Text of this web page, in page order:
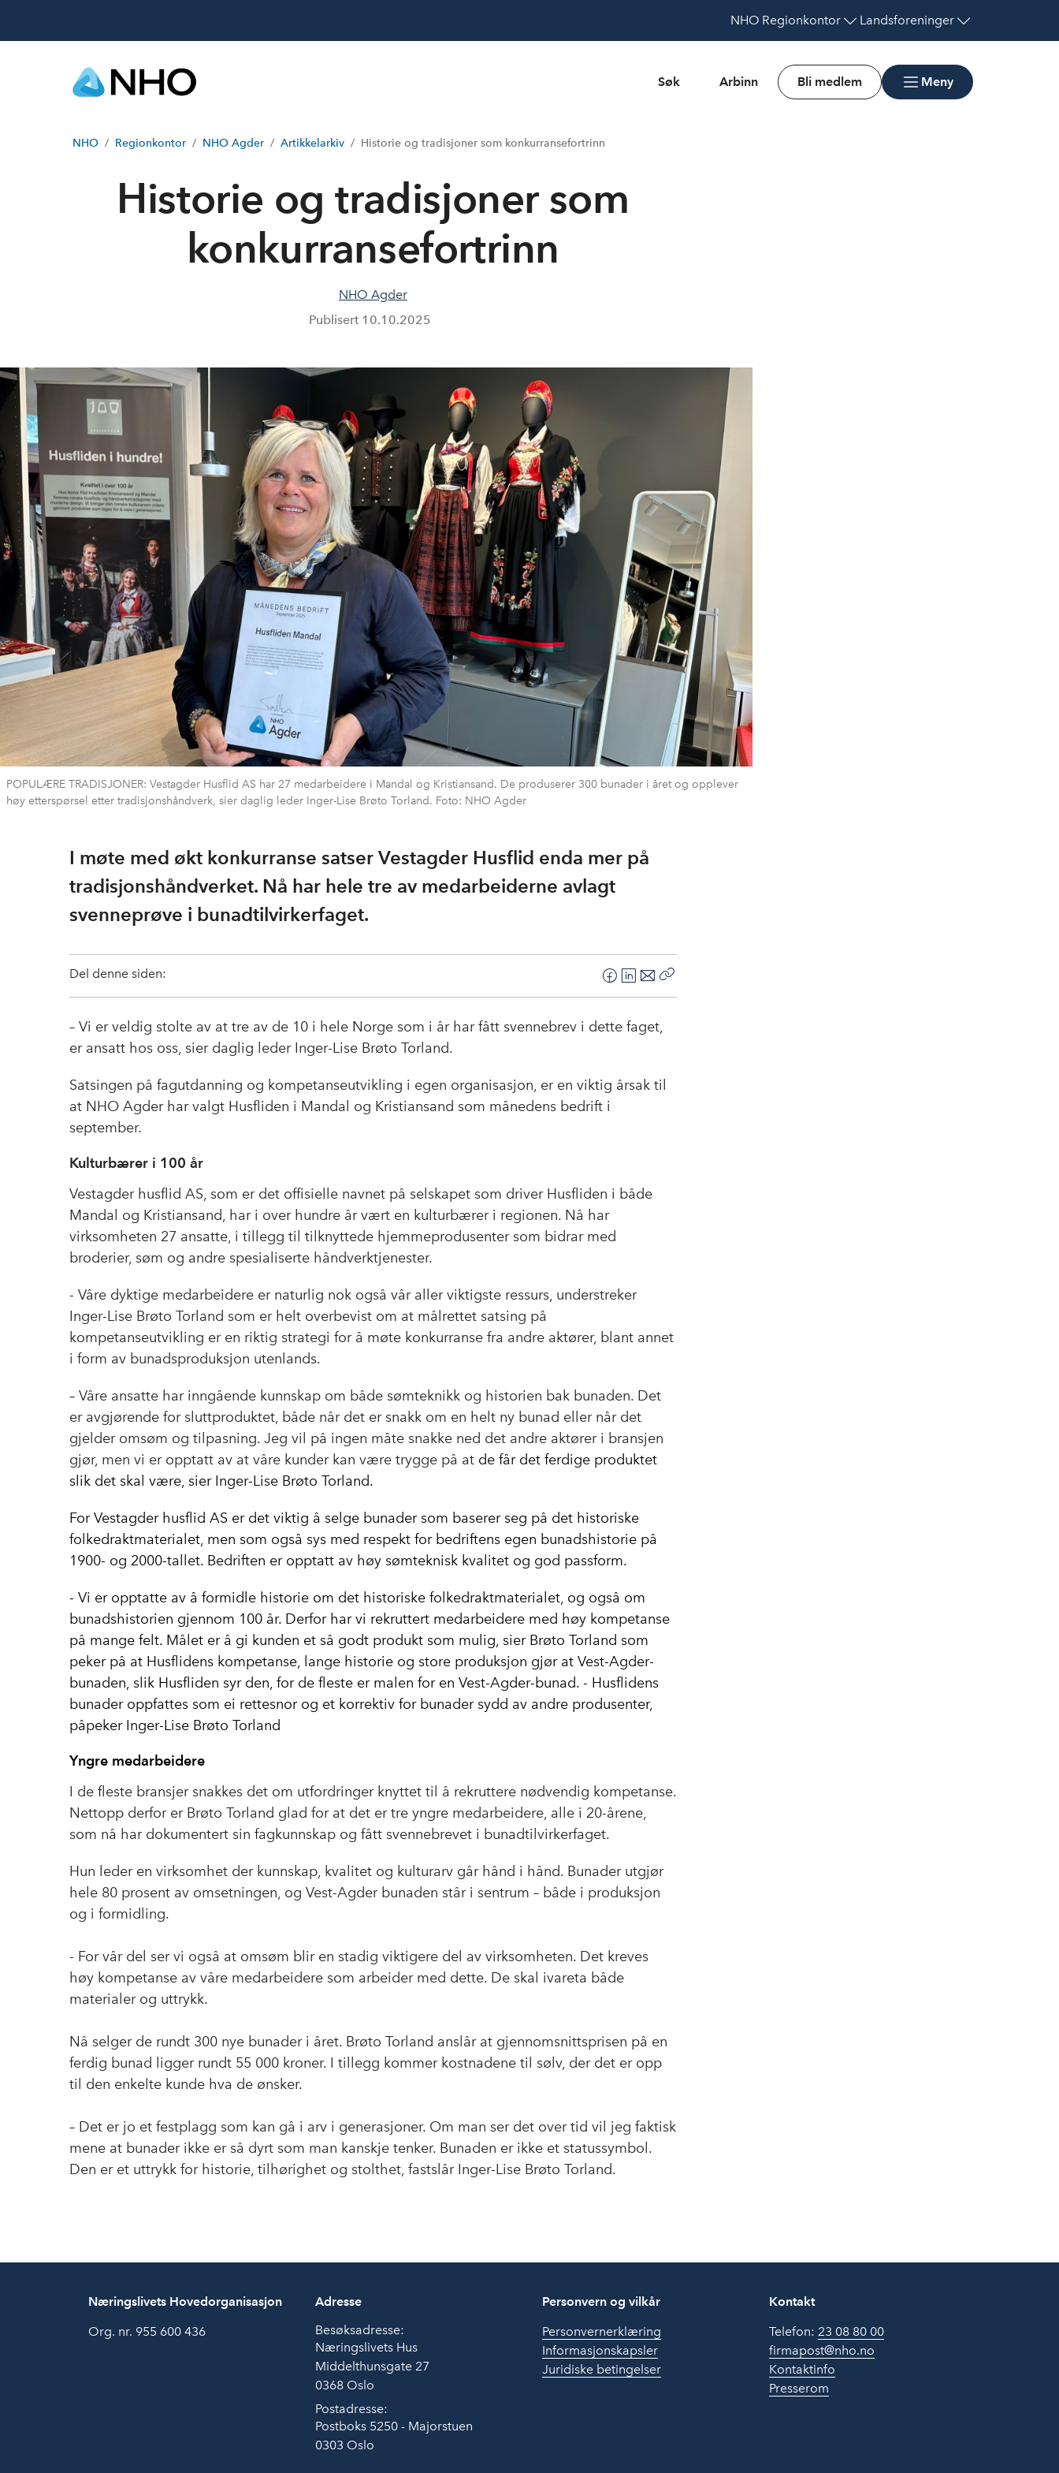
NHO Regionkontor Landsforeninger
Søk Arbinn Bli medlem Meny
NHO Regionkontor NHO Agder Artikkelarkiv Historie og tradisjoner som konkurransefortrinn
Historie og tradisjoner som
konkurransefortrinn
NHO Agder
Publisert 10.10.2025
POPULÆRE TRADISJONER: Vestagder Husflid AS har 27 medarbeidere i Mandal og Kristiansand. De produserer 300 bunader i året og opplever
høy etterspørsel etter tradisjonshåndverk, sier daglig leder Inger-Lise Brøto Torland. Foto: NHO Agder
I møte med økt konkurranse satser Vestagder Husflid enda mer på
tradisjonshåndverket. Nå har hele tre av medarbeiderne avlagt
svenneprøve i bunadtilvirkerfaget.
Del denne siden:
F
a
c
o
o
k
L
i
n
d
E
-
p
– Vi er veldig stolte av at tre av de 10 i hele Norge som i år har fått svennebrev i dette faget,
er ansatt hos oss, sier daglig leder Inger-Lise Brøto Torland.
Satsingen på fagutdanning og kompetanseutvikling i egen organisasjon, er en viktig årsak til
at NHO Agder har valgt Husfliden i Mandal og Kristiansand som månedens bedrift i
september.
Kulturbærer i 100 år
Vestagder husflid AS, som er det offisielle navnet på selskapet som driver Husfliden i både
Mandal og Kristiansand, har i over hundre år vært en kulturbærer i regionen. Nå har
virksomheten 27 ansatte, i tillegg til tilknyttede hjemmeprodusenter som bidrar med
broderier, søm og andre spesialiserte håndverktjenester.
- Våre dyktige medarbeidere er naturlig nok også vår aller viktigste ressurs, understreker
Inger-Lise Brøto Torland som er helt overbevist om at målrettet satsing på
kompetanseutvikling er en riktig strategi for å møte konkurranse fra andre aktører, blant annet
i form av bunadsproduksjon utenlands.
– Våre ansatte har inngående kunnskap om både sømteknikk og historien bak bunaden. Det
er avgjørende for sluttproduktet, både når det er snakk om en helt ny bunad eller når det
gjelder omsøm og tilpasning. Jeg vil på ingen måte snakke ned det andre aktører i bransjen
gjør, men vi er opptatt av at våre kunder kan være trygge på at de får det ferdige produktet
slik det skal være, sier Inger-Lise Brøto Torland.
For Vestagder husflid AS er det viktig å selge bunader som baserer seg på det historiske
folkedraktmaterialet, men som også sys med respekt for bedriftens egen bunadshistorie på
1900- og 2000-tallet. Bedriften er opptatt av høy sømteknisk kvalitet og god passform.
- Vi er opptatte av å formidle historie om det historiske folkedraktmaterialet, og også om
bunadshistorien gjennom 100 år. Derfor har vi rekruttert medarbeidere med høy kompetanse
på mange felt. Målet er å gi kunden et så godt produkt som mulig, sier Brøto Torland som
peker på at Husflidens kompetanse, lange historie og store produksjon gjør at Vest-Agder-
bunaden, slik Husfliden syr den, for de fleste er malen for en Vest-Agder-bunad. - Husflidens
bunader oppfattes som ei rettesnor og et korrektiv for bunader sydd av andre produsenter,
påpeker Inger-Lise Brøto Torland
Yngre medarbeidere
I de fleste bransjer snakkes det om utfordringer knyttet til å rekruttere nødvendig kompetanse.
Nettopp derfor er Brøto Torland glad for at det er tre yngre medarbeidere, alle i 20-årene,
som nå har dokumentert sin fagkunnskap og fått svennebrevet i bunadtilvirkerfaget.
Hun leder en virksomhet der kunnskap, kvalitet og kulturarv går hånd i hånd. Bunader utgjør
hele 80 prosent av omsetningen, og Vest-Agder bunaden står i sentrum – både i produksjon
og i formidling.
- For vår del ser vi også at omsøm blir en stadig viktigere del av virksomheten. Det kreves
høy kompetanse av våre medarbeidere som arbeider med dette. De skal ivareta både
materialer og uttrykk.
Nå selger de rundt 300 nye bunader i året. Brøto Torland anslår at gjennomsnittsprisen på en
ferdig bunad ligger rundt 55 000 kroner. I tillegg kommer kostnadene til sølv, der det er opp
til den enkelte kunde hva de ønsker.
– Det er jo et festplagg som kan gå i arv i generasjoner. Om man ser det over tid vil jeg faktisk
mene at bunader ikke er så dyrt som man kanskje tenker. Bunaden er ikke et statussymbol.
Den er et uttrykk for historie, tilhørighet og stolthet, fastslår Inger-Lise Brøto Torland.
Næringslivets Hovedorganisasjon
Org. nr. 955 600 436
Adresse
Besøksadresse:
Næringslivets Hus
Middelthunsgate 27
0368 Oslo
Postadresse:
Postboks 5250 - Majorstuen
0303 Oslo
Personvern og vilkår
Personvernerklæring
Informasjonskapsler
Juridiske betingelser
Kontakt
Telefon: 23 08 80 00
firmapost@nho.no
Kontaktinfo
Presserom